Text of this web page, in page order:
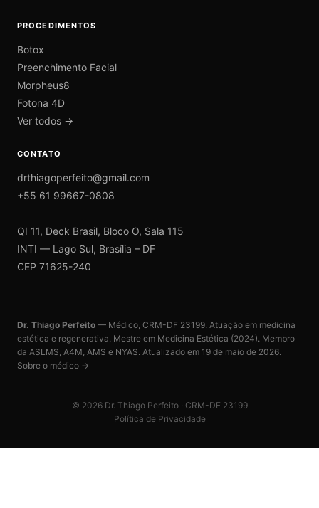
PROCEDIMENTOS
Botox
Preenchimento Facial
Morpheus8
Fotona 4D
Ver todos →
CONTATO
drthiagoperfeito@gmail.com
+55 61 99667-0808
QI 11, Deck Brasil, Bloco O, Sala 115
INTI — Lago Sul, Brasília – DF
CEP 71625-240
Dr. Thiago Perfeito — Médico, CRM-DF 23199. Atuação em medicina
estética e regenerativa. Mestre em Medicina Estética (2024). Membro
da ASLMS, A4M, AMS e NYAS. Atualizado em 19 de maio de 2026.
Sobre o médico →
© 2026Dr. Thiago Perfeito · CRM-DF 23199
Política de Privacidade